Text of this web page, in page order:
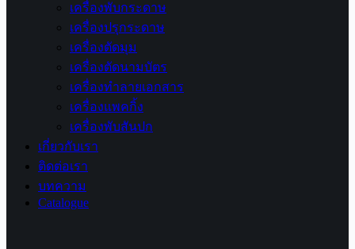
เครื่องพับกระดาษ
เครื่องปรุกระดาษ
เครื่องตัดมุม
เครื่องตัดนามบัตร
เครื่องทำลายเอกสาร
เครื่องแพคกิ้ง
เครื่องพับสันปก
เกี่ยวกับเรา
ติดต่อเรา
บทความ
Catalogue